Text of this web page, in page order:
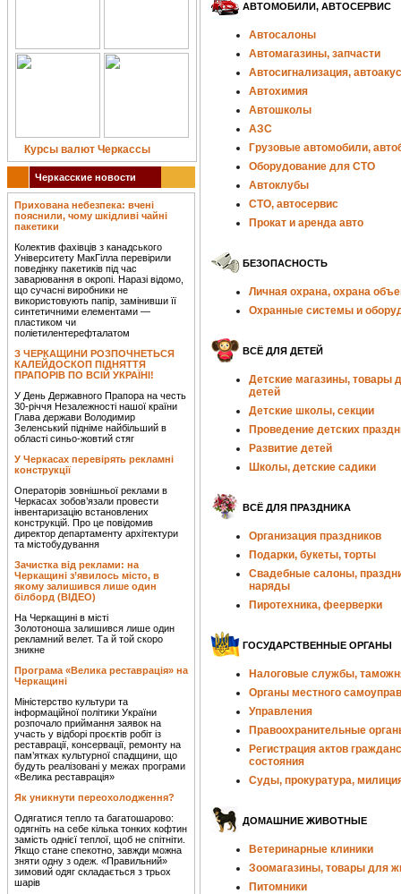
Курсы валют Черкассы
Черкасские новости
Прихована небезпека: вчені
пояснили, чому шкідливі чайні
пакетики
Колектив фахівців з канадського
Університету МакГілла перевірили
поведінку пакетиків під час
заварювання в окропі. Наразі відомо,
що сучасні виробники не
використовують папір, замінивши її
синтетичними елементами —
пластиком чи
поліетилентерефталатом
З ЧЕРКАЩИНИ РОЗПОЧНЕТЬСЯ
КАЛЕЙДОСКОП ПІДНЯТТЯ
ПРАПОРІВ ПО ВСІЙ УКРАЇНІ!
У День Державного Прапора на честь
30-річчя Незалежності нашої країни
Глава держави Володимир
Зеленський підніме найбільший в
області синьо-жовтий стяг
У Черкасах перевірять рекламні
конструкції
Операторів зовнішньої реклами в
Черкасах зобов’язали провести
інвентаризацію встановлених
конструкцій. Про це повідомив
директор департаменту архітектури
та містобудування
Зачистка від реклами: на
Черкащині з’явилось місто, в
якому залишився лише один
білборд (ВІДЕО)
На Черкащині в місті
Золотоноша залишився лише один
рекламний велет. Та й той скоро
зникне
Програма «Велика реставрація» на
Черкащині
Міністерство культури та
інформаційної політики України
розпочало приймання заявок на
участь у відборі проєктів робіт із
реставрації, консервації, ремонту на
пам’ятках культурної спадщини, що
будуть реалізовані у межах програми
«Велика реставрація»
Як уникнути переохолодження?
Одягатися тепло та багатошарово:
одягніть на себе кілька тонких кофтин
замість однієї теплої, щоб не спітніти.
Якщо стане спекотно, завжди можна
зняти одну з одеж. «Правильний»
зимовий одяг складається з трьох
шарів
АВТОМОБИЛИ, АВТОСЕРВИС
Автосалоны
Автомагазины, запчасти
Автосигнализация,
Автохимия
Автошколы
АЗС
Грузовые автомобили,
Оборудование для СТО
Автоклубы
СТО, автосервис
Прокат и аренда авто
БЕЗОПАСНОСТЬ
Личная охрана, охрана
Охранные системы и
ВСЁ ДЛЯ ДЕТЕЙ
Детские магазины, товары
детей
Детские школы, секции
Проведение детских
Развитие детей
Школы, детские садики
ВСЁ ДЛЯ ПРАЗДНИКА
Организация праздников
Подарки, букеты, торты
Свадебные салоны,
наряды
Пиротехника, феерверки
ГОСУДАРСТВЕННЫЕ ОРГАНЫ
Налоговые службы,
Органы местного
Управления
Правоохранительные
Регистрация актов
состояния
Суды, прокуратура,
ДОМАШНИЕ ЖИВОТНЫЕ
Ветеринарные клиники
Зоомагазины, товары для
Питомники